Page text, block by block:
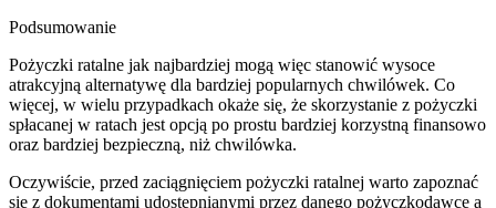
Podsumowanie
Pożyczki ratalne jak najbardziej mogą więc stanowić wysoce
atrakcyjną alternatywę dla bardziej popularnych chwilówek. Co
więcej, w wielu przypadkach okaże się, że skorzystanie z pożyczki
spłacanej w ratach jest opcją po prostu bardziej korzystną finansowo
oraz bardziej bezpieczną, niż chwilówka.
Oczywiście, przed zaciągnięciem pożyczki ratalnej warto zapoznać
się z dokumentami udostępnianymi przez danego pożyczkodawcę a